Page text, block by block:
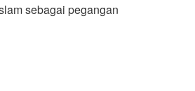
sebagai pegangan